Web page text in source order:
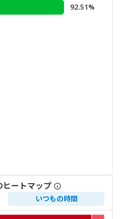
92.51%
ヒートマップ
いつもの時間